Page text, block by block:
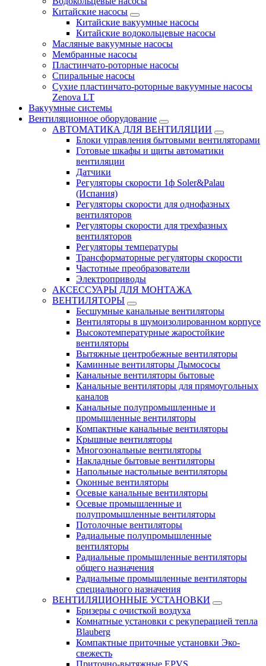
Китайские насосы
Китайские вакуумные насосы
Китайские водокольцевые насосы
Масляные вакуумные насосы
Мембранные насосы
Пластинчато-роторные насосы
Спиральные насосы
Сухие пластинчато-роторные вакуумные насосы
Zenova LT
Вакуумные системы
Вентиляционное оборудование
АВТОМАТИКА ДЛЯ ВЕНТИЛЯЦИИ
Блоки управления бытовыми вентиляторами
Готовые шкафы и щиты автоматики
вентиляции
Датчики
Регуляторы скорости 1ф Soler&Palau
(Испания)
Регуляторы скорости для однофазных
вентиляторов
Регуляторы скорости для трехфазных
вентиляторов
Регуляторы температуры
Трансформаторные регуляторы скорости
Частотные преобразователи
Электроприводы
АКСЕССУАРЫ ДЛЯ МОНТАЖА
ВЕНТИЛЯТОРЫ
Бесшумные канальные вентиляторы
Вентиляторы в шумоизолированном корпусе
Высокотемпературные жаростойкие
вентиляторы
Вытяжные центробежные вентиляторы
Каминные вентиляторы Дымососы
Канальные вентиляторы бытовые
Канальные вентиляторы для прямоугольных
каналов
Канальные полупромышленные и
промышленные вентиляторы
Компактные канальные вентиляторы
Крышные вентиляторы
Многозональные вентиляторы
Накладные бытовые вентиляторы
Напольные настольные вентиляторы
Оконные вентиляторы
Осевые канальные вентиляторы
Осевые промышленные и
полупромышленные вентиляторы
Потолочные вентиляторы
Радиальные полупромышленные
вентиляторы
Радиальные промышленные вентиляторы
общего назначения
Радиальные промышленные вентиляторы
специального назначения
ВЕНТИЛЯЦИОННЫЕ УСТАНОВКИ
Бризеры с очисткой воздуха
Комнатные установки с рекуперацией тепла
Blauberg
Компактные приточные установки Эко-
свежесть
Приточно-вытяжные EPVS